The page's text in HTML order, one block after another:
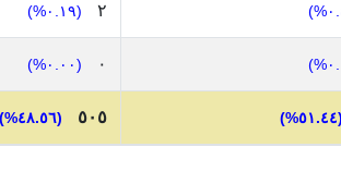
٢ (٠.١٩%)
٠ (٠.٠٠%)
(٥١.٤٤%) ٥٠٥ (٤٨.٥٦%)